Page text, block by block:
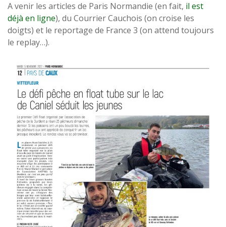
A venir les articles de Paris Normandie (en fait, il est
déjà en ligne), du Courrier Cauchois (on croise les
doigts) et le reportage de France 3 (on attend toujours
le replay…).